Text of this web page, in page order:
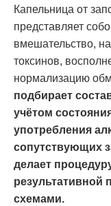
Капельница от
представляет
вмешательство,
токсинов,
нормализацию
подбирает
учётом
употребления
сопутствующих
делает
схемами.